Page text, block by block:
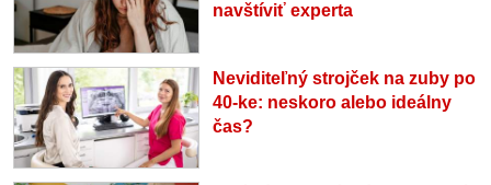
navštíviť experta
Neviditeľný strojček na zuby po
40-ke: neskoro alebo ideálny
čas?